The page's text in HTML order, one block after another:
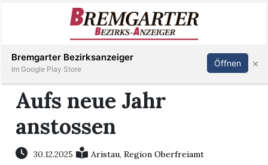
Immobilien
Veranstaltungen
Inserieren Abonnieren Anmelden
Aufs neue Jahr
anstossen
30.12.2025 Aristau,Region Oberfreiamt
Bremgarter Bezirksanzeiger
Im Google Play Store
Öffnen ×